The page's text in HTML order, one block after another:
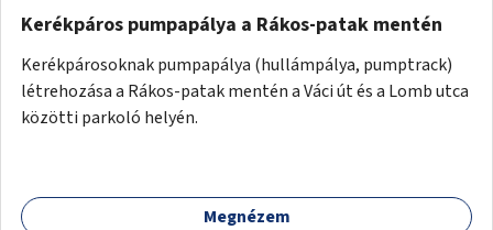
Kerékpáros pumpapálya a Rákos-patak mentén
Kerékpárosoknak pumpapálya (hullámpálya, pumptrack)
létrehozása a Rákos-patak mentén a Váci út és a Lomb utca
közötti parkoló helyén.
Megnézem